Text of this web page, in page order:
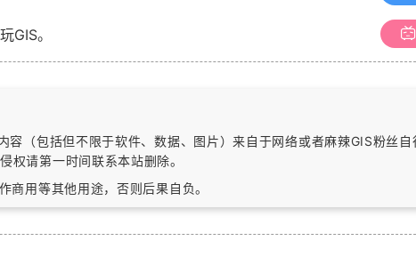
GIS。
容（包括但不限于软件、数据、图片）来自于网络或者麻辣GIS粉丝自
权请第一时间联系本站删除。
商用等其他用途，否则后果自负。